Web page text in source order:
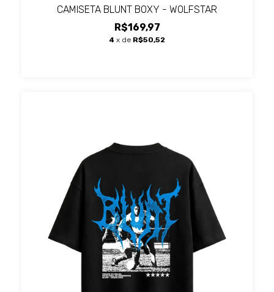
CAMISETA BLUNT BOXY - WOLFSTAR
R$169,97
4 x de R$50,52